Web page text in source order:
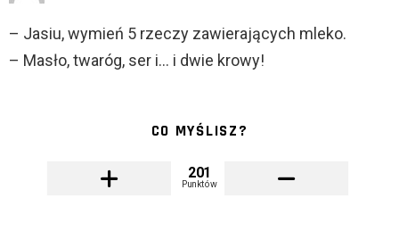
– Jasiu, wymień 5 rzeczy zawierających mleko.
– Masło, twaróg, ser i… i dwie krowy!
CO MYŚLISZ?
201
Punktów